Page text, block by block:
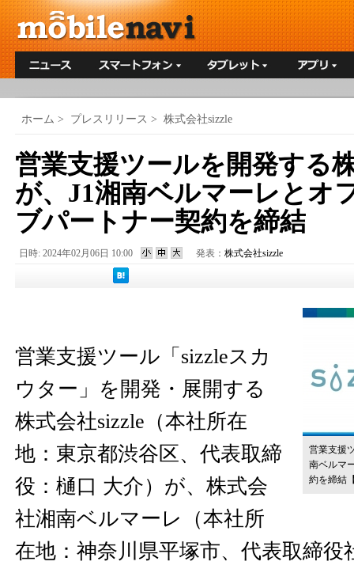
ホーム > プレスリリース > 株式会社sizzle
営業支援ツールを開発する
が、J1湘南ベルマーレとオ
ブパートナー契約を締結
日時: 2024年02月06日 10:00 発表： 株式会社sizzle
営業支援
南ベルマ
約を締結
営業支援ツール「sizzleスカ
ウター」を開発・展開する
株式会社sizzle（本社所在
地：東京都渋谷区、代表取締
役：樋口 大介）が、株式会
社湘南ベルマーレ（本社所
在地：神奈川県平塚市、代表取締役